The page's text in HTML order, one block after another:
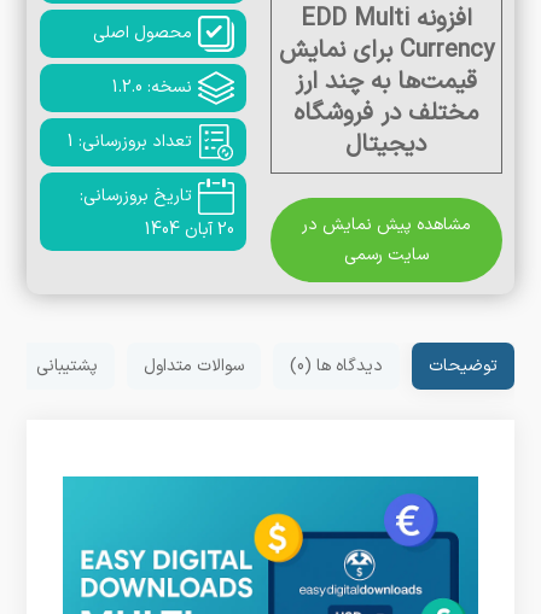
افزونه EDD Multi
Currency برای نمایش
قیمت‌ها به چند ارز
مختلف در فروشگاه
دیجیتال
مشاهده پیش نمایش در
سایت رسمی
محصول اصلی
نسخه: 1.2.0
تعداد بروزرسانی: 1
تاریخ بروزرسانی:
20 آبان 1404
توضیحات دیدگاه ها (0) سوالات متداول پشتیبانی